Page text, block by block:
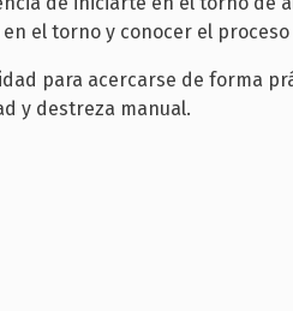
el torno y conocer el
para acercarse de forma
y destreza manual.